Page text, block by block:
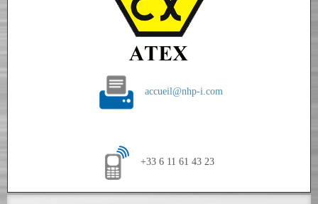
accueil@nhp-i.com
+33 6 11 61 43 23